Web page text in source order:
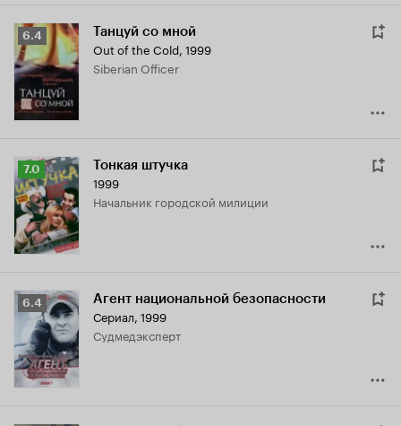
Рейтинг
Кинопоиска
6.4
6.4 Танцуй со мной
Out of the Cold, 1999
Siberian Officer
Рейтинг
Кинопоиска
7.0
7.0 Тонкая штучка
1999
начальник городской милиции
Рейтинг
Кинопоиска
6.4
6.4 Агент национальной безопасности
Сериал, 1999
судмедэксперт